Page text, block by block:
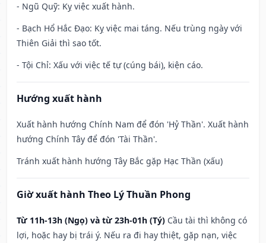
- Ngũ Quỹ: Kỵ việc xuất hành.
- Bạch Hổ Hắc Đạo: Kỵ việc mai táng. Nếu trùng ngày với
Thiên Giải thì sao tốt.
- Tội Chỉ: Xấu với việc tế tự (cúng bái), kiện cáo.
Hướng xuất hành
Xuất hành hướng Chính Nam để đón 'Hỷ Thần'. Xuất hành
hướng Chính Tây để đón 'Tài Thần'.
Tránh xuất hành hướng Tây Bắc gặp Hạc Thần (xấu)
Giờ xuất hành Theo Lý Thuần Phong
Từ 11h-13h (Ngọ) và từ 23h-01h (Tý) Cầu tài thì không có
lợi, hoặc hay bị trái ý. Nếu ra đi hay thiệt, gặp nạn, việc